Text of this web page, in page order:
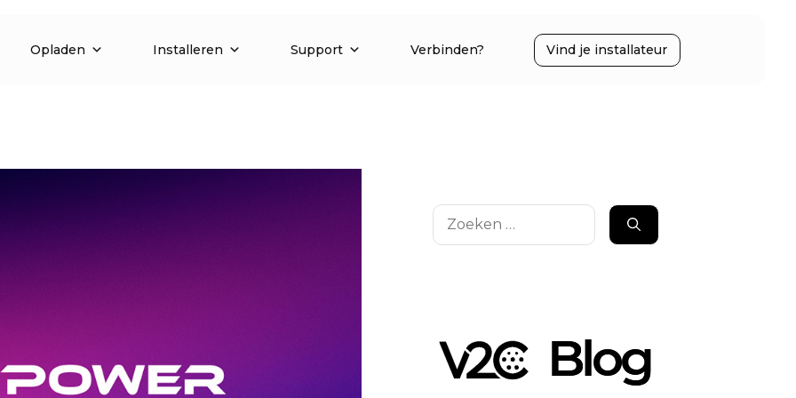
Opladen Installeren Support Verbinden? Vind je installateur
Zoek
naar: